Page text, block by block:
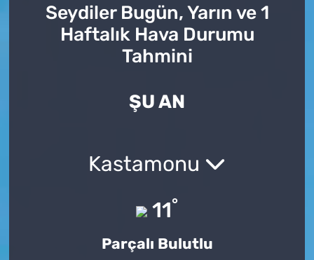
Seydiler Bugün, Yarın ve 1
Haftalık Hava Durumu
Tahmini
ŞU AN
Kastamonu
11°
Parçalı Bulutlu